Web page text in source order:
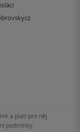
a platí pro něj
podmínky